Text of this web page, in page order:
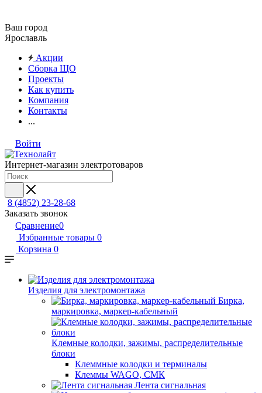
Ваш город
Ярославль
Акции
Сборка ЩО
Проекты
Как купить
Компания
Контакты
...
Войти
Интернет-магазин электротоваров
8 (4852) 23-28-68
Заказать звонок
Сравнение0
Избранные товары 0
Корзина 0
Изделия для электромонтажа
Бирка,
маркировка, маркер-кабельный
Клемные колодки, зажимы, распределительные
блоки
Клеммные колодки и терминалы
Клеммы WAGO, СМК
Лента сигнальная